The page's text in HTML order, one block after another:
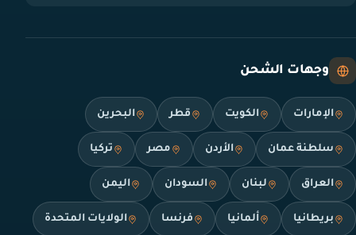
وجهات الشحن
الإمارات الكويت قطر البحرين
سلطنة عمان الأردن مصر تركيا
العراق لبنان السودان اليمن
بريطانيا ألمانيا فرنسا الولايات المتحدة